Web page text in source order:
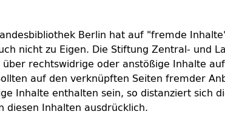
Berlin hat auf "fremde
nicht zu Eigen. Die Stiftung Zentral- und
rechtswidrige oder anstößige Inhalte
auf den verknüpften Seiten fremder
Inhalte enthalten sein, so distanziert sich
diesen Inhalten ausdrücklich.